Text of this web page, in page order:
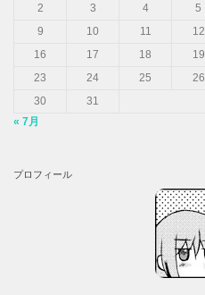
2
3 4 5
9
10 11 12
16
17 18 19
23
24 25 26
30
31
« 7月
プロフィール